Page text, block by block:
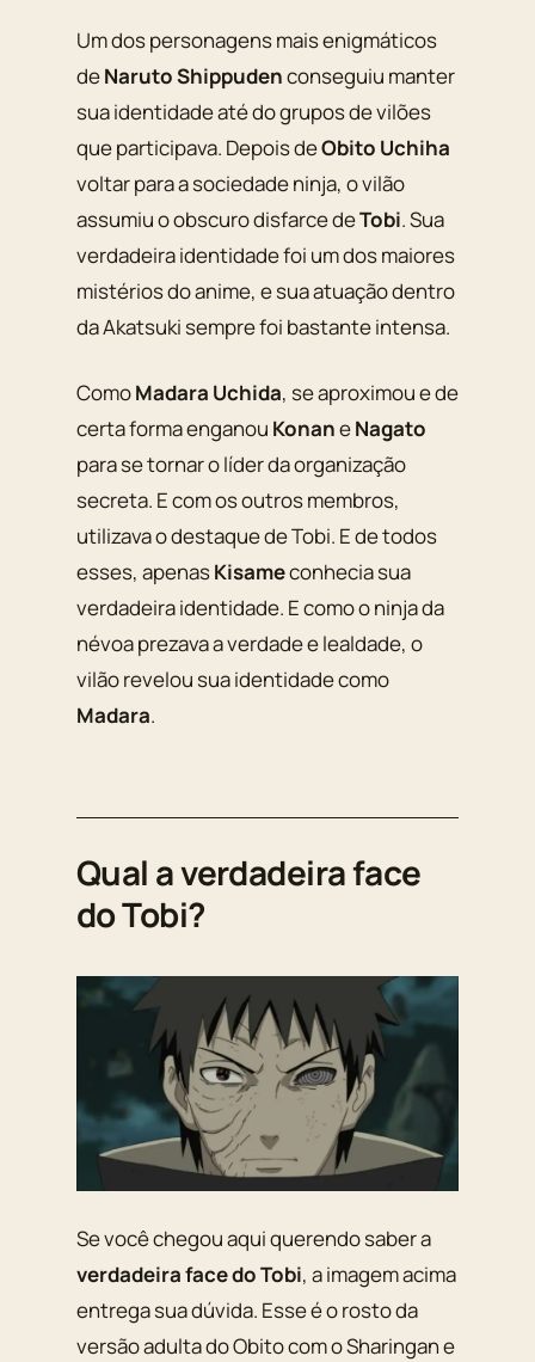
Um dos personagens mais enigmáticos
deNaruto Shippudenconseguiu manter
sua identidade até do grupos de vilões
que participava. Depois deObito Uchiha
voltar para a sociedade ninja, o vilão
assumiu o obscuro disfarce deTobi. Sua
verdadeira identidade foi um dos maiores
mistérios do anime, e sua atuação dentro
daAkatsuki sempre foi bastante intensa.
ComoMadara Uchida, se aproximou e de
certa forma enganou KonaneNagato
para se tornar o líder da organização
secreta. E com os outros membros,
utilizava o destaque de Tobi. E de todos
esses, apenasKisameconhecia sua
verdadeira identidade. E como o ninja da
névoa prezava a verdade e lealdade, o
vilão revelou sua identidade como
Madara.
Qual a verdadeira face
do Tobi?
Se você chegou aqui querendo saber a
verdadeira face do Tobi, a imagem acima
entrega sua dúvida. Esse é o rosto da
versão adulta do Obito com o Sharingan e